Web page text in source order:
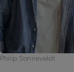
Philip Sonneveldt